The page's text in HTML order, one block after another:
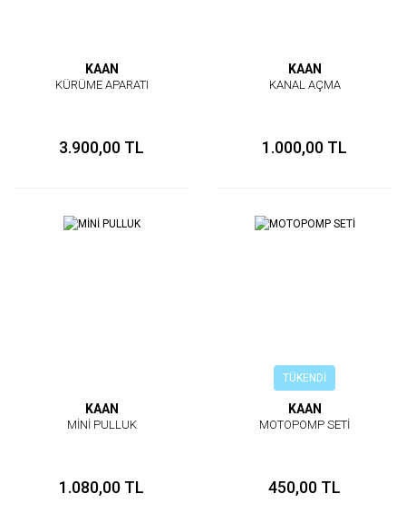
KAAN
KÜRÜME APARATI
3.900,00 TL
KAAN
KANAL AÇMA
1.000,00 TL
KAAN
MİNİ PULLUK
1.080,00 TL
TÜKENDİ
KAAN
MOTOPOMP SETİ
450,00 TL